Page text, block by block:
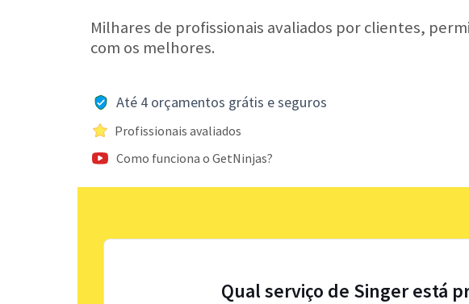
Milhares de profissionais avaliados por clientes,
com os melhores.
Até 4 orçamentos grátis e seguros
Profissionais avaliados
Como funciona o GetNinjas?
Qual serviço de Singer está